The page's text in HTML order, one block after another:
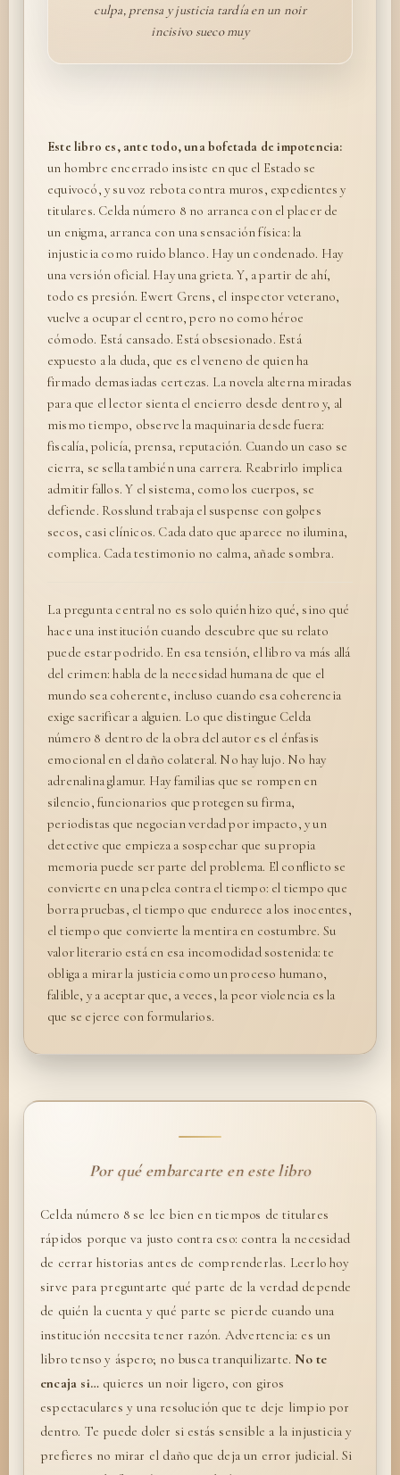
culpa, prensa y justicia tardía en un noir
incisivo sueco muy
Este libro es, ante todo, una bofetada de impotencia:
un hombre encerrado insiste en que el Estado se
equivocó, y su voz rebota contra muros, expedientes y
titulares. Celda número 8 no arranca con el placer de
un enigma, arranca con una sensación física: la
injusticia como ruido blanco. Hay un condenado. Hay
una versión oficial. Hay una grieta. Y, a partir de ahí,
todo es presión. Ewert Grens, el inspector veterano,
vuelve a ocupar el centro, pero no como héroe
cómodo. Está cansado. Está obsesionado. Está
expuesto a la duda, que es el veneno de quien ha
firmado demasiadas certezas. La novela alterna miradas
para que el lector sienta el encierro desde dentro y, al
mismo tiempo, observe la maquinaria desde fuera:
fiscalía, policía, prensa, reputación. Cuando un caso se
cierra, se sella también una carrera. Reabrirlo implica
admitir fallos. Y el sistema, como los cuerpos, se
defiende. Rosslund trabaja el suspense con golpes
secos, casi clínicos. Cada dato que aparece no ilumina,
complica. Cada testimonio no calma, añade sombra.
La pregunta central no es solo quién hizo qué, sino qué
hace una institución cuando descubre que su relato
puede estar podrido. En esa tensión, el libro va más allá
del crimen: habla de la necesidad humana de que el
mundo sea coherente, incluso cuando esa coherencia
exige sacrificar a alguien. Lo que distingue Celda
número 8 dentro de la obra del autor es el énfasis
emocional en el daño colateral. No hay lujo. No hay
adrenalina glamur. Hay familias que se rompen en
silencio, funcionarios que protegen su firma,
periodistas que negocian verdad por impacto, y un
detective que empieza a sospechar que su propia
memoria puede ser parte del problema. El conflicto se
convierte en una pelea contra el tiempo: el tiempo que
borra pruebas, el tiempo que endurece a los inocentes,
el tiempo que convierte la mentira en costumbre. Su
valor literario está en esa incomodidad sostenida: te
obliga a mirar la justicia como un proceso humano,
falible, y a aceptar que, a veces, la peor violencia es la
que se ejerce con formularios.
Por qué embarcarte en este libro
Celda número 8 se lee bien en tiempos de titulares
rápidos porque va justo contra eso: contra la necesidad
de cerrar historias antes de comprenderlas. Leerlo hoy
sirve para preguntarte qué parte de la verdad depende
de quién la cuenta y qué parte se pierde cuando una
institución necesita tener razón. Advertencia: es un
libro tenso y áspero; no busca tranquilizarte.No te
encaja si… quieres un noir ligero, con giros
espectaculares y una resolución que te deje limpio por
dentro. Te puede doler si estás sensible a la injusticia y
prefieres no mirar el daño que deja un error judicial. Si